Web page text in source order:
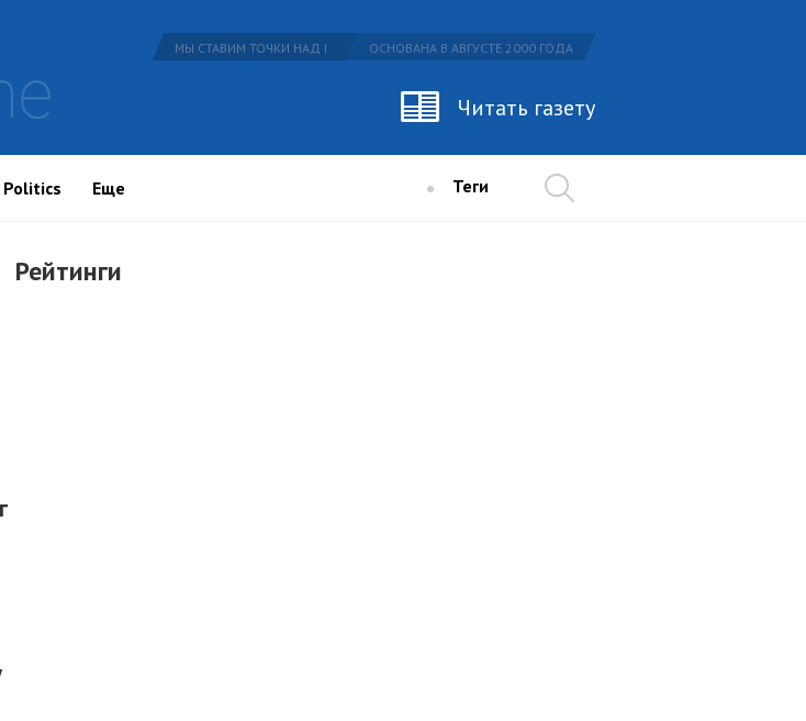
МЫ СТАВИМ ТОЧКИ НАД I ОСНОВАНА В АВГУСТЕ 2000 ГОДА
Читать газету
Politics Еще Теги
Рейтинги